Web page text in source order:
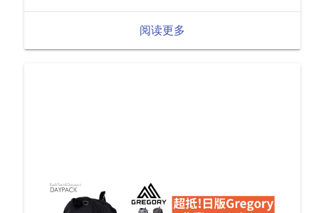
阅读更多